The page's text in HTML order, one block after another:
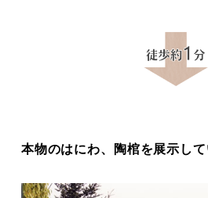
本物のはにわ、陶棺を展示し